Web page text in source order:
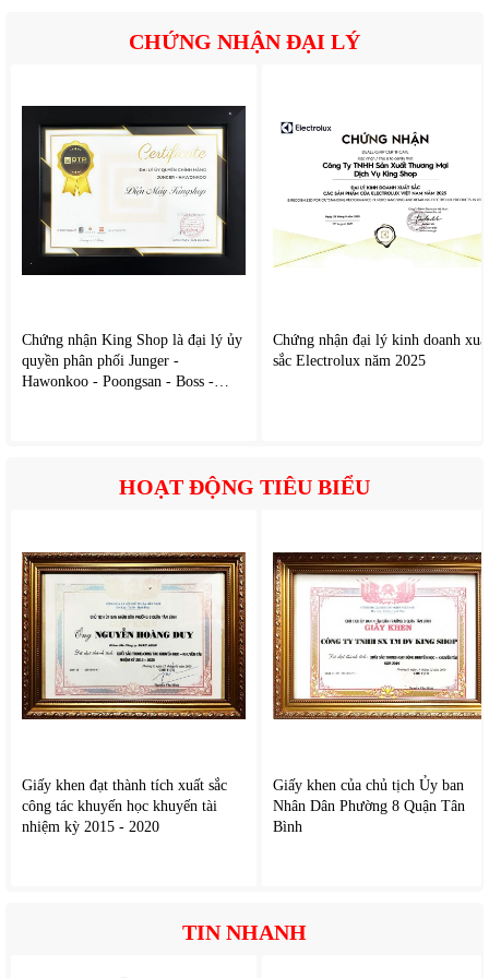
tích hợp nhiều cơ chế bảo vệ như: Cầu dao chống rò điện,
Bộ điều chỉnh nhiệt độ tự động, Hệ thống chống quá nhiệt.
2. Tính năng nổi bật của Rapido HA-15L
Làm nóng nhanh, tiết kiệm thời gian
Nhờ thanh đốt công suất lớn 2500W, bình có khả năng làm
nóng nước nhanh hơn so với nhiều sản phẩm cùng phân
Dung tích 15L phù hợp gia đình nhỏ
Dung tích 15 lít là lựa chọn hợp lý cho gia đình 2–3 người
CHỨNG NHẬN ĐẠI LÝ
Chứng nhận King Shop là đại lý ủy
quyền phân phối Junger -
Hawonkoo - Poongsan - Boss -
Chứng nhận đại lý kinh doanh
sắc Electrolux năm 2025
HOẠT ĐỘNG TIÊU BIỂU
Giấy khen đạt thành tích xuất sắc
công tác khuyến học khuyến tài
nhiệm kỳ 2015 - 2020
Giấy khen của chủ tịch Ủy ban
Nhân Dân Phường 8 Quận Tân
Bình
TIN NHANH